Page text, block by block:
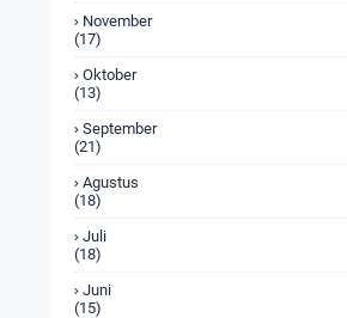
November
(17)
Oktober
(13)
September
(21)
Agustus
(18)
Juli
(18)
Juni
(15)